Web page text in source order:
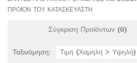
ΠΡΟΪΟΝ ΤΟΥ ΚΑΤΑΣΚΕΥΑΣΤΗ
Σύγκριση Προϊόντων (0)
Ταξινόμηση: Τιμή (Χαμηλή > Υψηλή)